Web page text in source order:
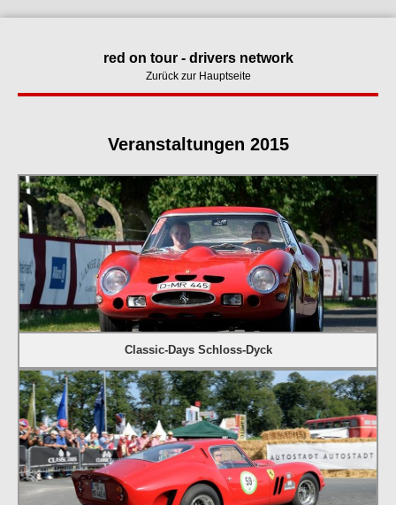
red on tour - drivers network
Zurück zur Hauptseite
Veranstaltungen 2015
Classic-Days Schloss-Dyck